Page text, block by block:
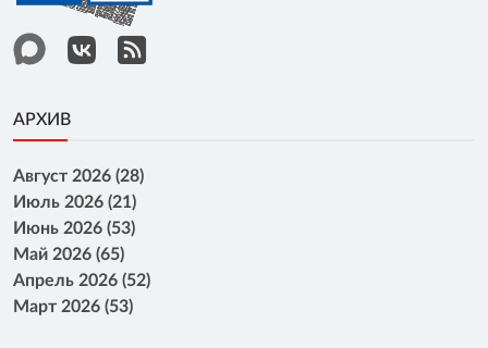
АРХИВ
Август 2026 (28)
Июль 2026 (21)
Июнь 2026 (53)
Май 2026 (65)
Апрель 2026 (52)
Март 2026 (53)